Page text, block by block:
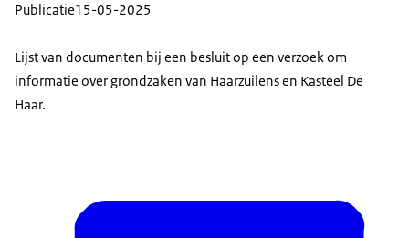
Publicatie15-05-2025
Lijst van documenten bij een besluit op een verzoek om
informatie over grondzaken van Haarzuilens en Kasteel De
Haar.